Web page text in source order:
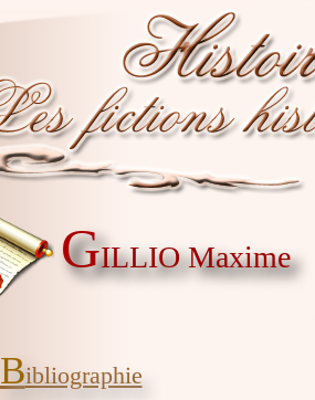
GILLIO Maxime
Bibliographie